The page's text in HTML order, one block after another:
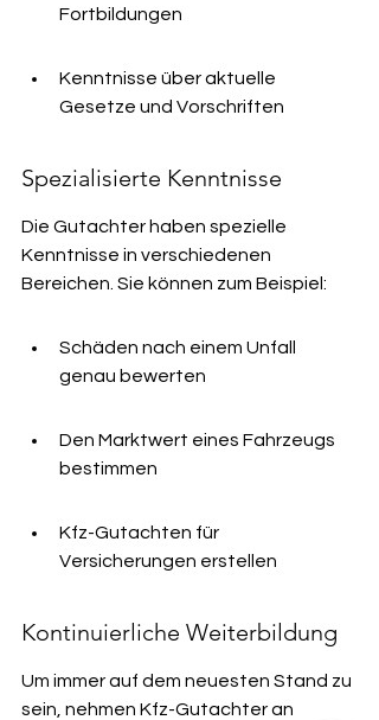
Fortbildungen
Kenntnisse über aktuelle
Gesetze und Vorschriften
Spezialisierte Kenntnisse
Die Gutachter haben spezielle
Kenntnisse in verschiedenen
Bereichen. Sie können zum Beispiel:
Schäden nach einem Unfall
genau bewerten
Den Marktwert eines Fahrzeugs
bestimmen
Kfz-Gutachten für
Versicherungen erstellen
Kontinuierliche Weiterbildung
Um immer auf dem neuesten Stand zu
sein, nehmen Kfz-Gutachter an